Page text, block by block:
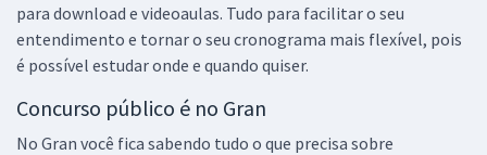
para download e videoaulas. Tudo para facilitar o seu
entendimento e tornar o seu cronograma mais flexível, pois
é possível estudar onde e quando quiser.
Concurso público é no Gran
No Gran você fica sabendo tudo o que precisa sobre